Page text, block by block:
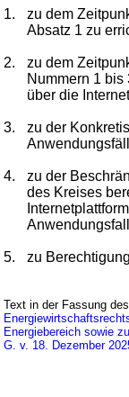
1.
zu dem
Absatz 1 zu
2.
zu dem
Nummern 1
über die
3.
zu der
4.
zu der
des Kreises
5. zu
Text in der Fassung
Energiebereich sowie
G. v. 18. Dezember